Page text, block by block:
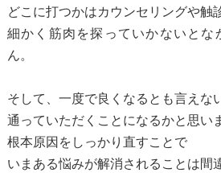
どこに打つかはカウンセリングや触
細かく筋肉を探っていかないとな
ん。
そして、一度で良くなるとも言えな
通っていただくことになるかと思い
根本原因をしっかり直すことで
いまある悩みが解消されることは間